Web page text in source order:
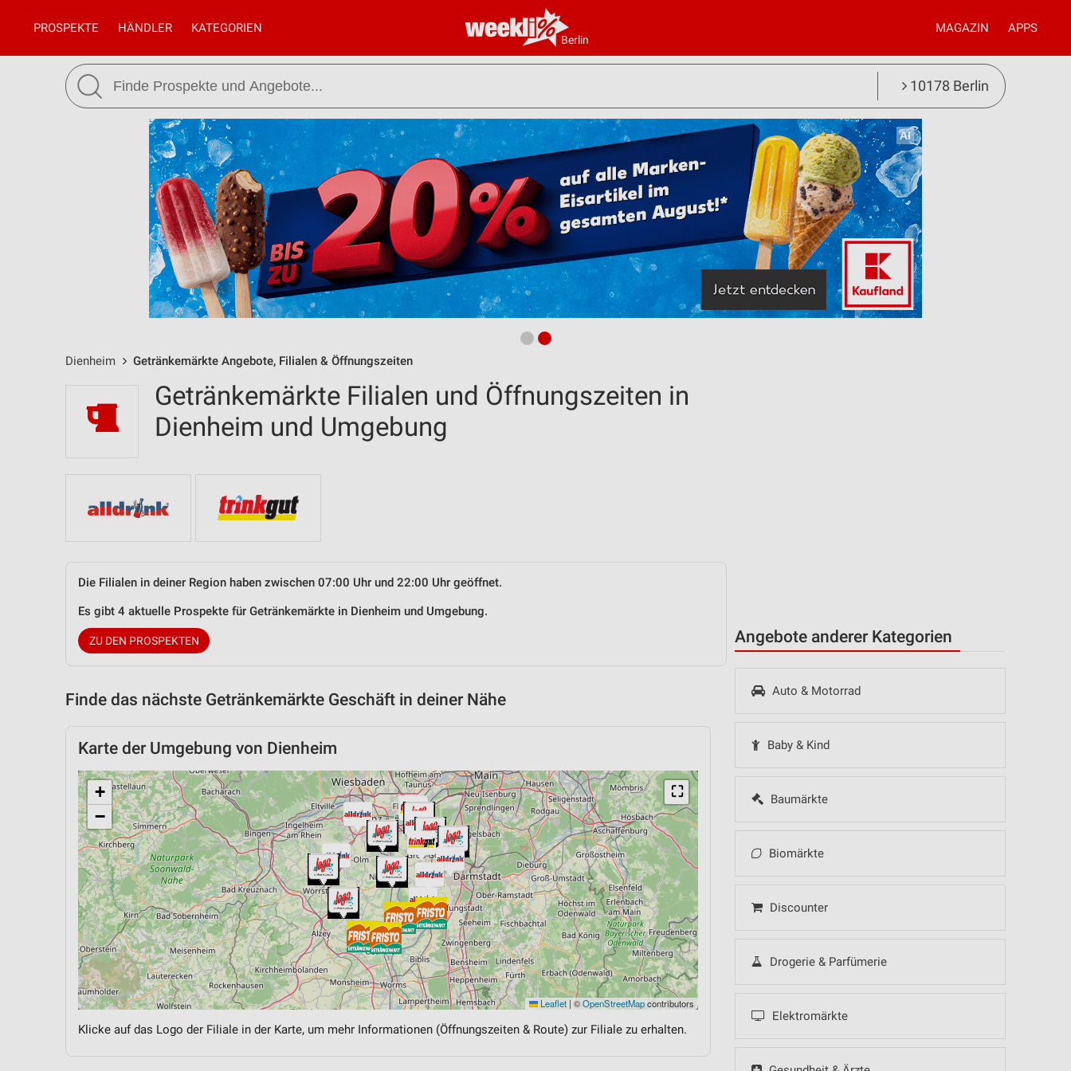
Berlin
PROSPEKTE HÄNDLER KATEGORIEN MAGAZIN APPS
10178 Berlin
Dienheim Getränkemärkte Angebote, Filialen & Öffnungszeiten
Angebote anderer Kategorien
Auto & Motorrad
Baby & Kind
Baumärkte
Biomärkte
Discounter
Drogerie & Parfümerie
Elektromärkte
Getränkemärkte Filialen und Öffnungszeiten in
Dienheim und Umgebung
Die Filialen in deiner Region haben zwischen 07:00 Uhr und 22:00 Uhr geöffnet.
Es gibt 4 aktuelle Prospekte für Getränkemärkte in Dienheim und Umgebung.
ZU DEN PROSPEKTEN
Finde das nächste Getränkemärkte Geschäft in deiner Nähe
Karte der Umgebung von Dienheim
⛶
+
−
Leaflet | ©OpenStreetMapcontributors
Klicke auf das Logo der Filiale in der Karte, um mehr Informationen (Öffnungszeiten & Route) zur Filiale zu erhalten.